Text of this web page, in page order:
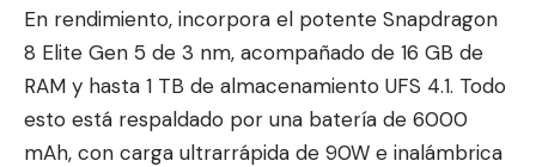
En rendimiento, incorpora el potente Snapdragon
8 Elite Gen 5 de 3 nm, acompañado de 16 GB de
RAM y hasta 1 TB de almacenamiento UFS 4.1. Todo
esto está respaldado por una batería de 6000
mAh, con carga ultrarrápida de 90W e inalámbrica